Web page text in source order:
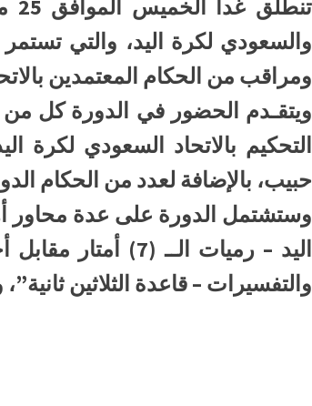
ومراقب من الحكام المعتمدين
ويتقـدم الحضور في الدورة كل من
التحكيم بالاتحاد السعودي لكرة
حبيب، بالإضافة لعدد من الحكام
وستشتمل الدورة على عدة محاور
اليد – رميات الــ
والتفسيرات – قاعدة الثلاثين